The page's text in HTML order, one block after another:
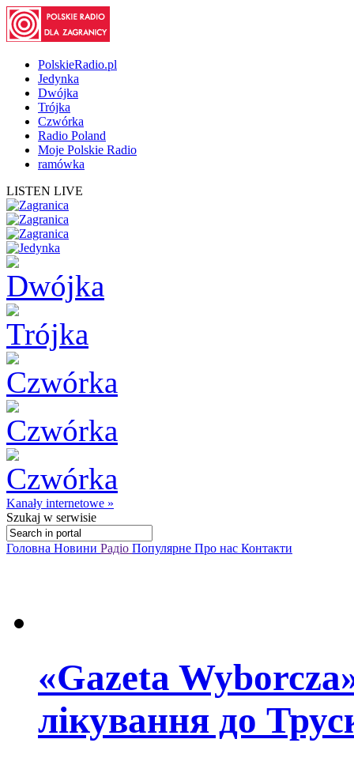
PolskieRadio.pl
Jedynka
Dwójka
Trójka
Czwórka
Radio Poland
Moje Polskie Radio
ramówka
LISTEN LIVE
Kanały internetowe »
Szukaj w serwisie
Головна Новини Радіо Популярне Про нас Контакти
«Gazeta
лікування до